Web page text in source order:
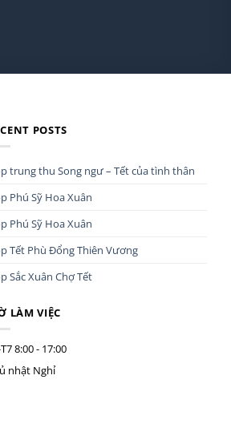
POSTS
trung thu Song ngư – Tết của tình thân
Phú Sỹ Hoa Xuân
Phú Sỹ Hoa Xuân
Tết Phù Đổng Thiên Vương
Sắc Xuân Chợ Tết
LÀM VIỆC
8:00 - 17:00
nhật Nghỉ